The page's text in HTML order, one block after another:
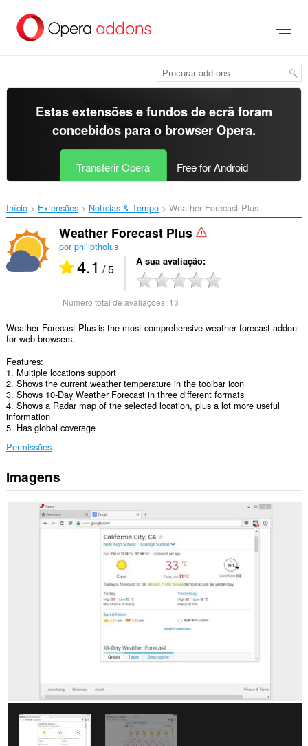
para
Estas extensões e fundos de ecrã foram
concebidos para o browser Opera.
Transferir Opera Free for Android
Início Extensões Notícias & Tempo Weather Forecast Plus‎
Weather Forecast Plus
por philiptholus
4.1 / 5 A sua avaliação
Número total de avaliações: 13
Weather Forecast Plus is the most comprehensive weather forecast addon
for web browsers.
Features:
1. Multiple locations support
2. Shows the current weather temperature in the toolbar icon
3. Shows 10-Day Weather Forecast in three different formats
4. Shows a Radar map of the selected location, plus a lot more useful
information
5. Has global coverage
Permissões
Esta
extensão
Imagens